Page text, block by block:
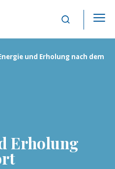
und Erholung nach dem
Erholung